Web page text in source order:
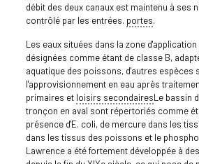
débit des deux canaux est maintenu à ses
contrôlé par les entrées. portes.
Les eaux situées dans la zone
désignées comme étant de classe B,
aquatique des poissons, d'autres espèces
l'approvisionnement en eau après
primaires et loisirs secondairesLe bassin
tronçon en aval sont répertoriés comme
présence d'E. coli, de mercure dans les
dans les tissus des poissons et le
Lawrence a été fortement développée à